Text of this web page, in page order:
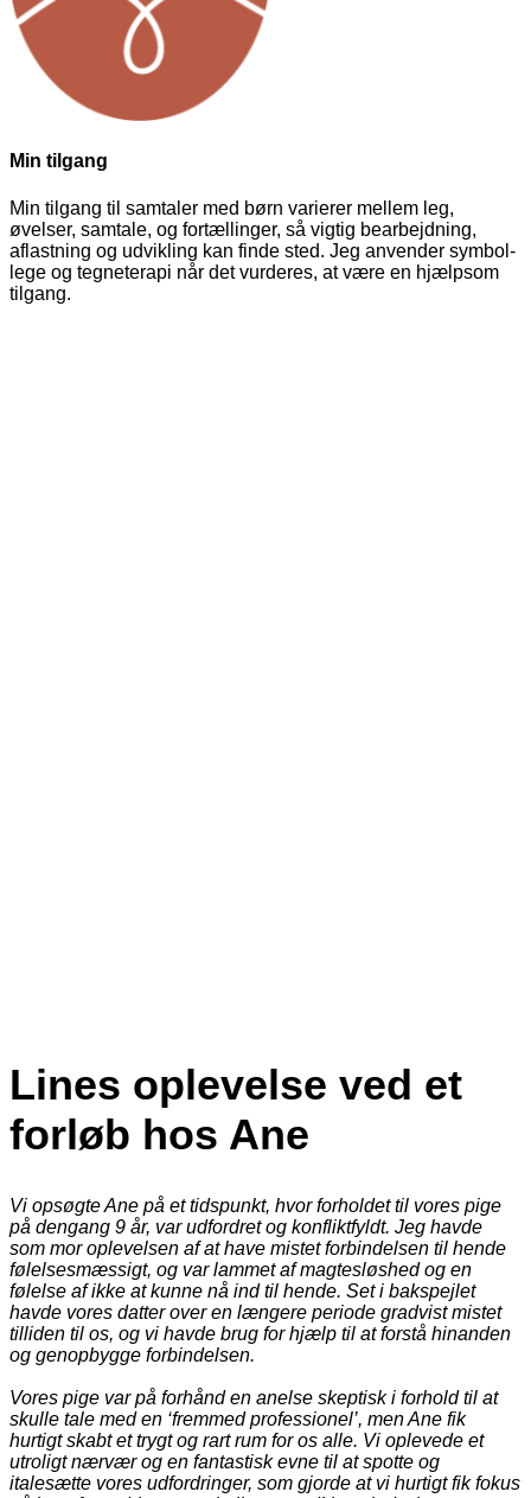
Min tilgang
Min tilgang til samtaler med børn varierer mellem leg,
øvelser, samtale, og fortællinger, så vigtig bearbejdning,
aflastning og udvikling kan finde sted. Jeg anvender symbol-
lege og tegneterapi når det vurderes, at være en hjælpsom
tilgang.
Lines oplevelse ved et
forløb hos Ane
Vi opsøgte Ane på et tidspunkt, hvor forholdet til vores pige
på dengang 9 år, var udfordret og konfliktfyldt. Jeg havde
som mor oplevelsen af at have mistet forbindelsen til hende
følelsesmæssigt, og var lammet af magtesløshed og en
følelse af ikke at kunne nå ind til hende. Set i bakspejlet
havde vores datter over en længere periode gradvist mistet
tilliden til os, og vi havde brug for hjælp til at forstå hinanden
og genopbygge forbindelsen.
Vores pige var på forhånd en anelse skeptisk i forhold til at
skulle tale med en ‘fremmed professionel’, men Ane fik
hurtigt skabt et trygt og rart rum for os alle. Vi oplevede et
utroligt nærvær og en fantastisk evne til at spotte og
italesætte vores udfordringer, som gjorde at vi hurtigt fik fokus